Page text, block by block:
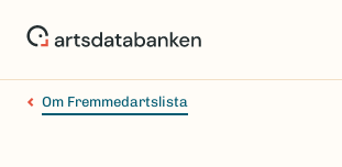
Om Fremmedartslista